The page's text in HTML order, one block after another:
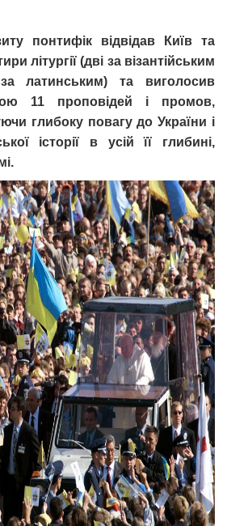
понтифік відвідав Київ та
літургії (дві за візантійським
латинським) та виголосив
11 проповідей і промов,
глибоку повагу до України і
історії в усій її глибині,